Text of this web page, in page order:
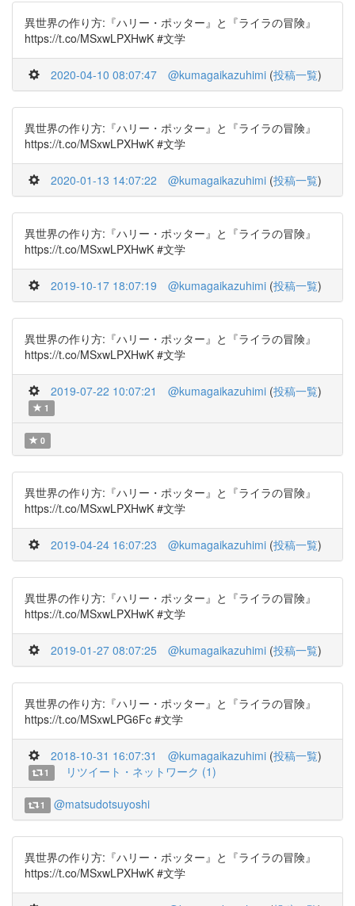
異世界の作り方:『ハリー・ポッター』と『ライラの冒険』
https://t.co/MSxwLPXHwK #文学
2020-04-10 08:07:47 @kumagaikazuhimi (投稿一覧)
異世界の作り方:『ハリー・ポッター』と『ライラの冒険』
https://t.co/MSxwLPXHwK #文学
2020-01-13 14:07:22 @kumagaikazuhimi (投稿一覧)
異世界の作り方:『ハリー・ポッター』と『ライラの冒険』
https://t.co/MSxwLPXHwK #文学
2019-10-17 18:07:19 @kumagaikazuhimi (投稿一覧)
異世界の作り方:『ハリー・ポッター』と『ライラの冒険』
https://t.co/MSxwLPXHwK #文学
2019-07-22 10:07:21 @kumagaikazuhimi (投稿一覧)
1
0
異世界の作り方:『ハリー・ポッター』と『ライラの冒険』
https://t.co/MSxwLPXHwK #文学
2019-04-24 16:07:23 @kumagaikazuhimi (投稿一覧)
異世界の作り方:『ハリー・ポッター』と『ライラの冒険』
https://t.co/MSxwLPXHwK #文学
2019-01-27 08:07:25 @kumagaikazuhimi (投稿一覧)
異世界の作り方:『ハリー・ポッター』と『ライラの冒険』
https://t.co/MSxwLPG6Fc #文学
2018-10-31 16:07:31 @kumagaikazuhimi (投稿一覧)
1 リツイート・ネットワーク (1)
1 @matsudotsuyoshi
異世界の作り方:『ハリー・ポッター』と『ライラの冒険』
https://t.co/MSxwLPXHwK #文学